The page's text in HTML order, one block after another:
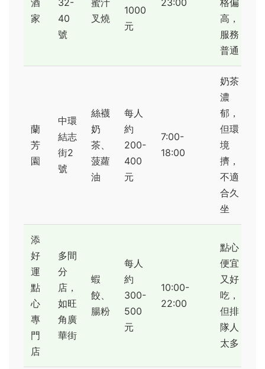
酒
家
32-
40
號
蜜汁
叉燒
1000
元
23:00
格偏
高，
服務
普通
蘭
芳
園
中環
結志
街2
號
絲襪
奶
茶、
菠蘿
油
每人
約
200-
400
元
7:00-
18:00
奶茶
濃
郁，
但環
境
擠，
不適
合久
坐
添
好
運
點
心
專
門
店
多間
分
店，
如旺
角廣
華街
蝦
餃、
腸粉
每人
約
300-
500
元
10:00-
22:00
點心
便宜
又好
吃，
但排
隊人
太多